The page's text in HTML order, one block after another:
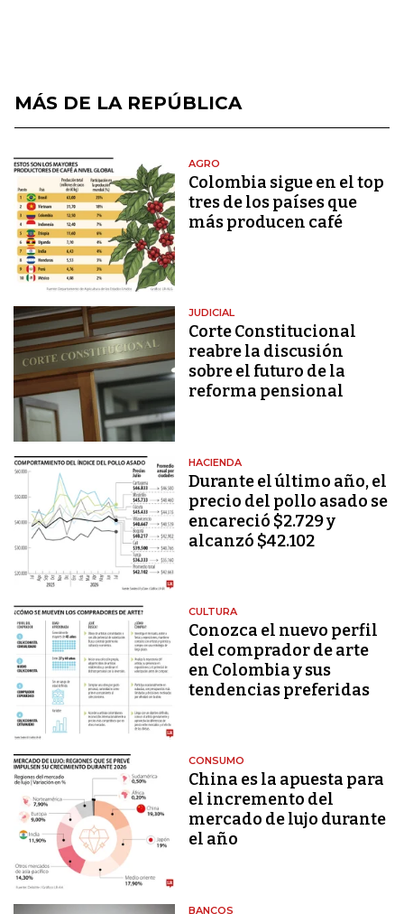
MÁS DE LA REPÚBLICA
AGRO
Colombia sigue en el top
tres de los países que
más producen café
JUDICIAL
Corte Constitucional
reabre la discusión
sobre el futuro de la
reforma pensional
HACIENDA
Durante el último año, el
precio del pollo asado se
encareció $2.729 y
alcanzó $42.102
CULTURA
Conozca el nuevo perfil
del comprador de arte
en Colombia y sus
tendencias preferidas
CONSUMO
China es la apuesta para
el incremento del
mercado de lujo durante
el año
BANCOS